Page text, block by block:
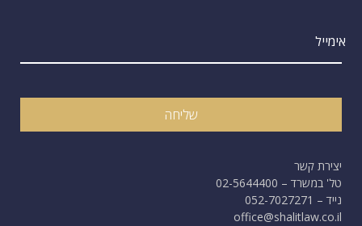
אימייל
שליחה
יצירת קשר
טל' במשרד – 02-5644400
נייד – 052-7027271
office@shalitlaw.co.il